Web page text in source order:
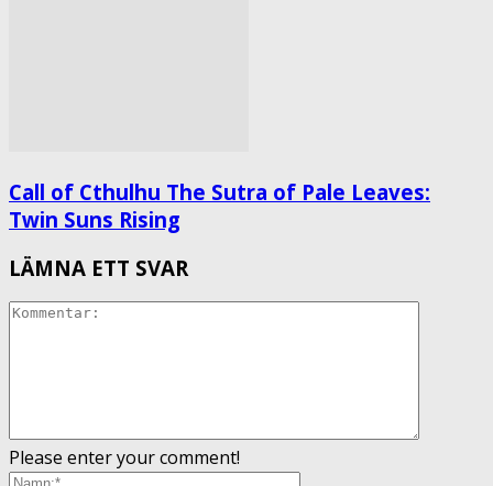
Call of Cthulhu The Sutra of Pale Leaves:
Twin Suns Rising
LÄMNA ETT SVAR
Please enter your comment!